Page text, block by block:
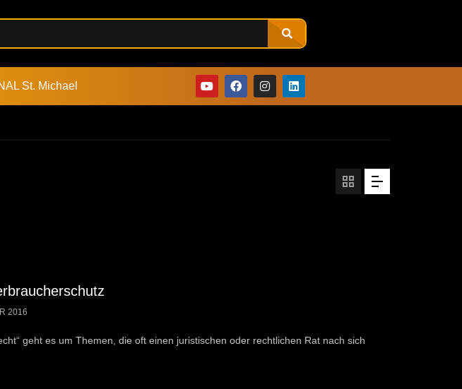
St. Michael
2016
geht es um Themen, die oft einen juristischen oder rechtlichen Rat nach sich